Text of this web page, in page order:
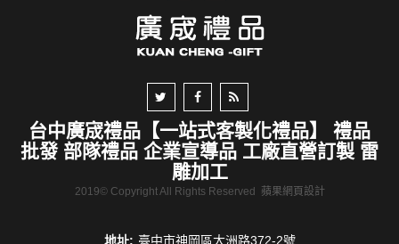
台中廣宬禮品【一站式客製化禮品】 禮品
批發 部隊禮品 企業宣導品 工廠直營訂製 雷
雕加工
2019© Copyright All Rights Reserved 蘋果網頁設計
地址: 臺中市神岡區大洲路372-2號